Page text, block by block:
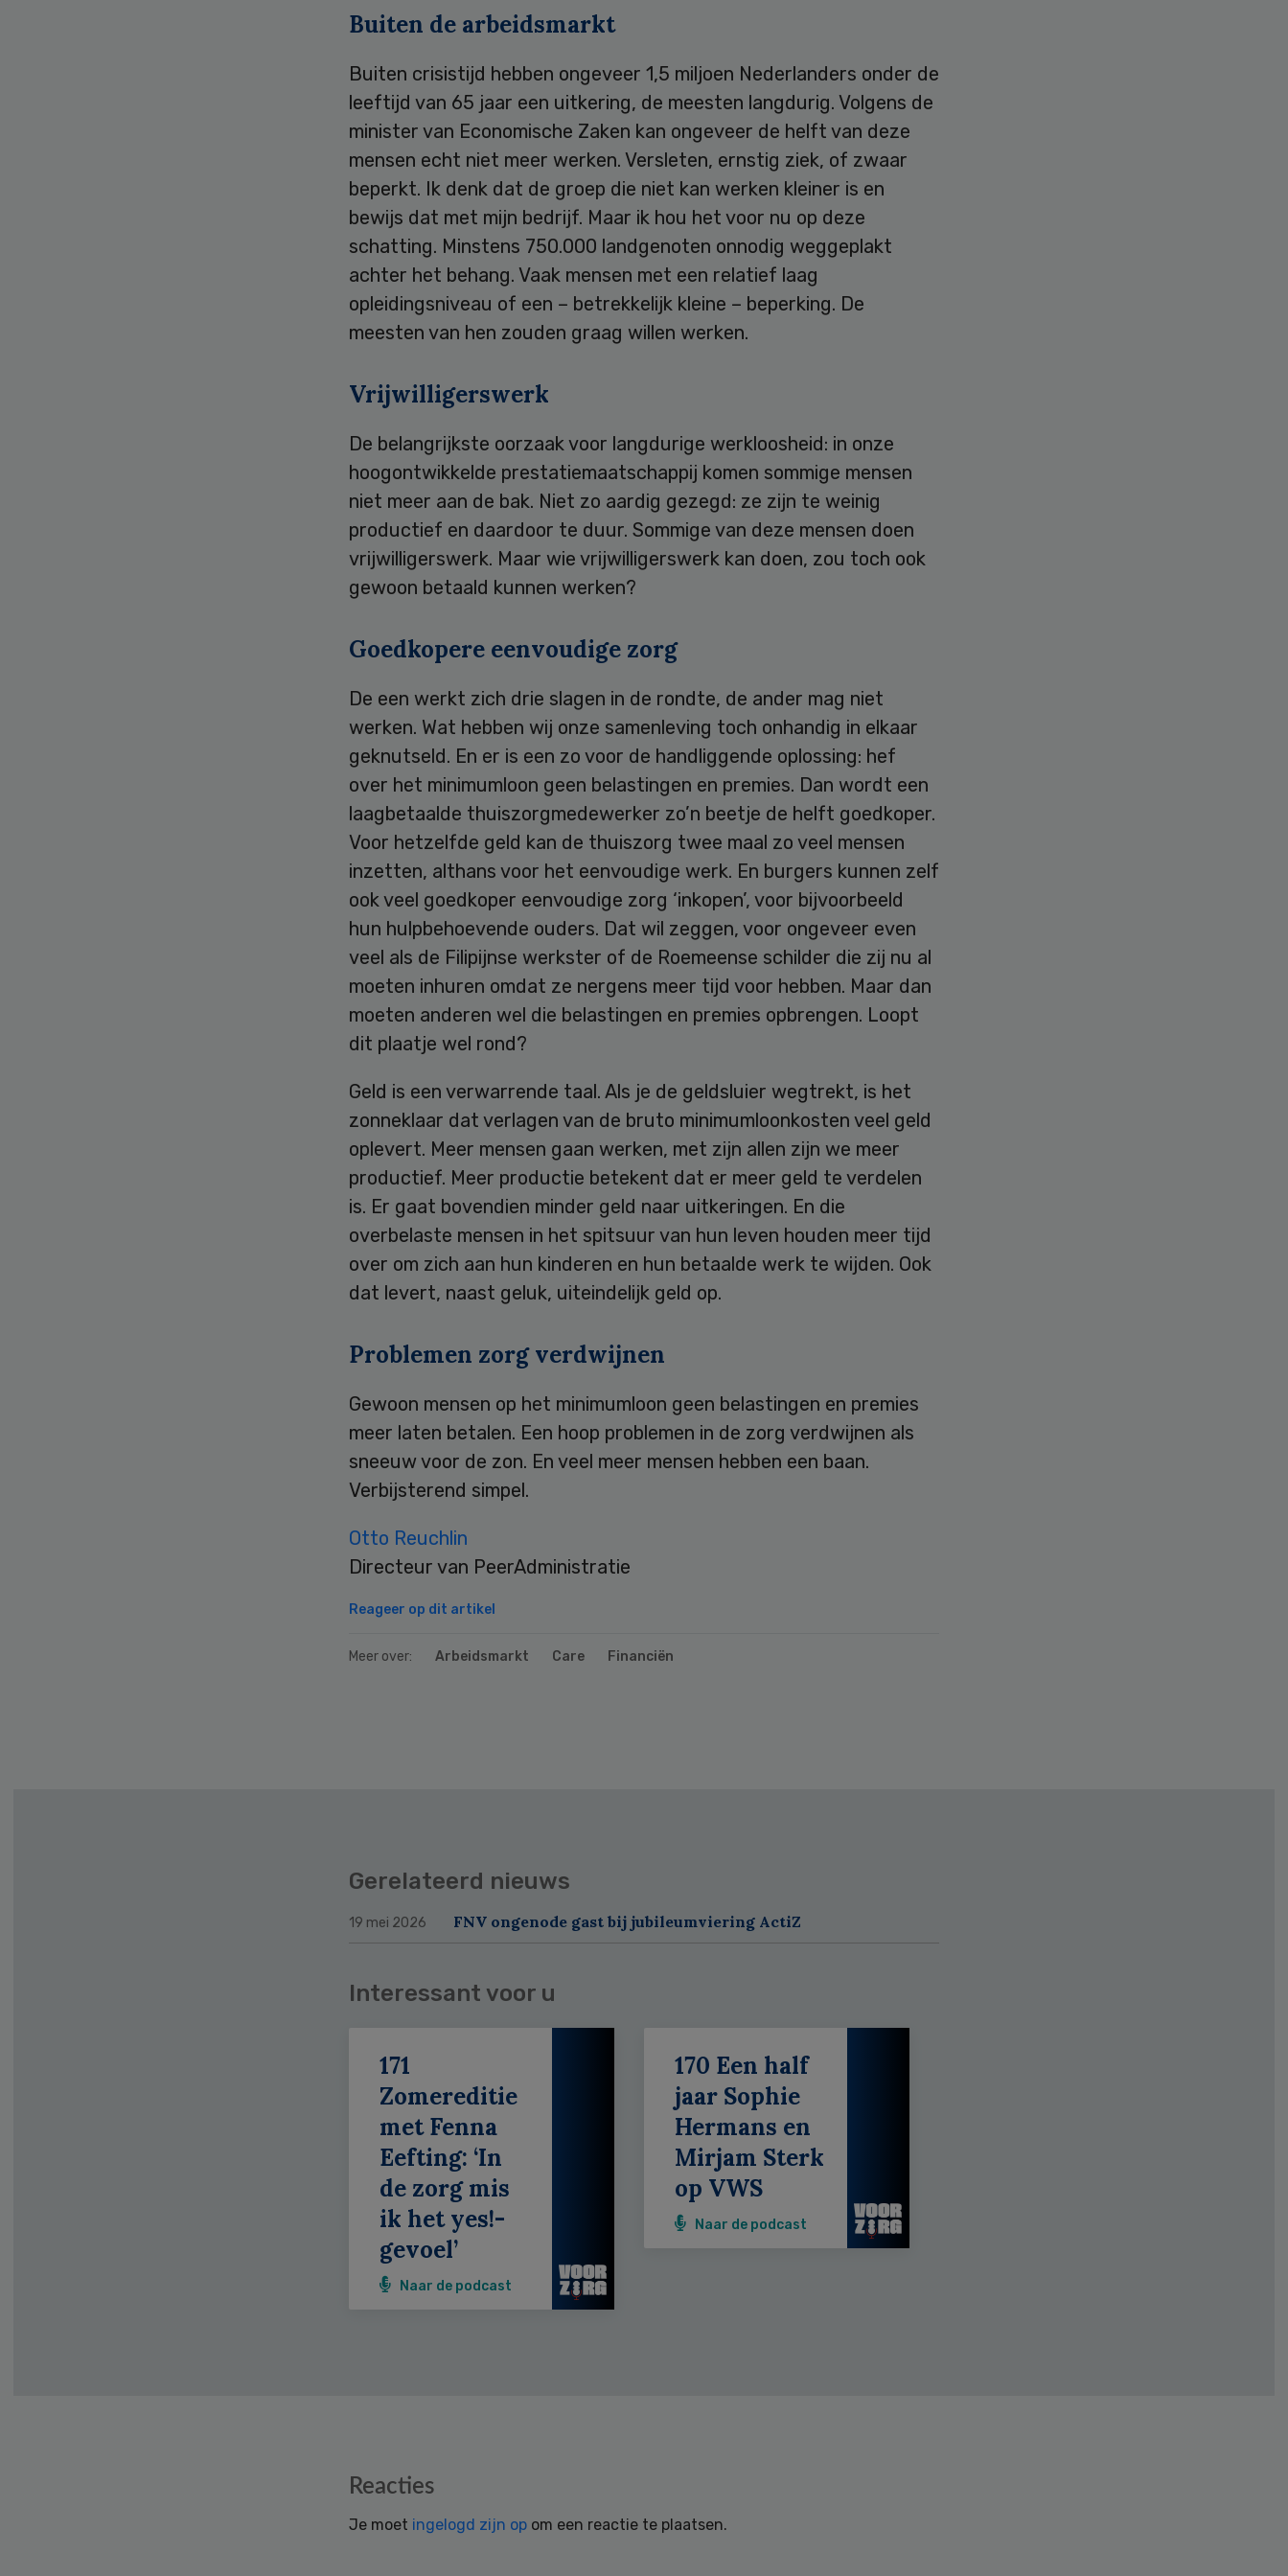
Buiten de arbeidsmarkt
Buiten crisistijd hebben ongeveer 1,5 miljoen Nederlanders onder de
leeftijd van 65 jaar een uitkering, de meesten langdurig. Volgens de
minister van Economische Zaken kan ongeveer de helft van deze
mensen echt niet meer werken. Versleten, ernstig ziek, of zwaar
beperkt. Ik denk dat de groep die niet kan werken kleiner is en
bewijs dat met mijn bedrijf. Maar ik hou het voor nu op deze
schatting. Minstens 750.000 landgenoten onnodig weggeplakt
achter het behang. Vaak mensen met een relatief laag
opleidingsniveau of een – betrekkelijk kleine – beperking. De
meesten van hen zouden graag willen werken.
Vrijwilligerswerk
De belangrijkste oorzaak voor langdurige werkloosheid: in onze
hoogontwikkelde prestatiemaatschappij komen sommige mensen
niet meer aan de bak. Niet zo aardig gezegd: ze zijn te weinig
productief en daardoor te duur. Sommige van deze mensen doen
vrijwilligerswerk. Maar wie vrijwilligerswerk kan doen, zou toch ook
gewoon betaald kunnen werken?
Goedkopere eenvoudige zorg
De een werkt zich drie slagen in de rondte, de ander mag niet
werken. Wat hebben wij onze samenleving toch onhandig in elkaar
geknutseld. En er is een zo voor de handliggende oplossing: hef
over het minimumloon geen belastingen en premies. Dan wordt een
laagbetaalde thuiszorgmedewerker zo’n beetje de helft goedkoper.
Voor hetzelfde geld kan de thuiszorg twee maal zo veel mensen
inzetten, althans voor het eenvoudige werk. En burgers kunnen zelf
ook veel goedkoper eenvoudige zorg ‘inkopen’, voor bijvoorbeeld
hun hulpbehoevende ouders. Dat wil zeggen, voor ongeveer even
veel als de Filipijnse werkster of de Roemeense schilder die zij nu al
moeten inhuren omdat ze nergens meer tijd voor hebben. Maar dan
moeten anderen wel die belastingen en premies opbrengen. Loopt
dit plaatje wel rond?
Geld is een verwarrende taal. Als je de geldsluier wegtrekt, is het
zonneklaar dat verlagen van de bruto minimumloonkosten veel geld
oplevert. Meer mensen gaan werken, met zijn allen zijn we meer
productief. Meer productie betekent dat er meer geld te verdelen
is. Er gaat bovendien minder geld naar uitkeringen. En die
overbelaste mensen in het spitsuur van hun leven houden meer tijd
over om zich aan hun kinderen en hun betaalde werk te wijden. Ook
dat levert, naast geluk, uiteindelijk geld op.
Problemen zorg verdwijnen
Gewoon mensen op het minimumloon geen belastingen en premies
meer laten betalen. Een hoop problemen in de zorg verdwijnen als
sneeuw voor de zon. En veel meer mensen hebben een baan.
Verbijsterend simpel.
Otto Reuchlin
Directeur van PeerAdministratie
Reageer op dit artikel
Meer over: Arbeidsmarkt Care Financiën
Gerelateerd nieuws
19 mei 2026 FNV ongenode gast bij jubileumviering ActiZ
Interessant voor u
171
Zomereditie
met Fenna
Eefting: ‘In
de zorg mis
ik het yes!-
gevoel’
Naar de podcast
170 Een half
jaar Sophie
Hermans en
Mirjam Sterk
op VWS
Naar de podcast
Reacties
Je moet ingelogd zijn op om een reactie te plaatsen.